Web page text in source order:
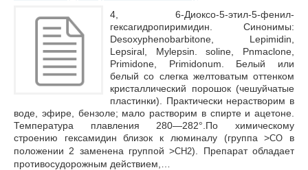
4, 6-Диоксо-5-этил-5-фенил-
гексагидропиримидин. Синонимы:
Desoxyphenobarbitone, Lepimidin,
Lepsiral, Mylepsin. soline, Pnmaclone,
Primidone, Primidonum. Белый или
белый со слегка желтоватым оттенком
кристаллический порошок (чешуйчатые
пластинки). Практически нерастворим в
воде, эфире, бензоле; мало растворим в спирте и ацетоне.
Температура плавления 280—282°.По химическому
строению гексамидин близок к люминалу (группа >CO в
положении 2 заменена группой >СН2). Препарат обладает
противосудорожным действием,…